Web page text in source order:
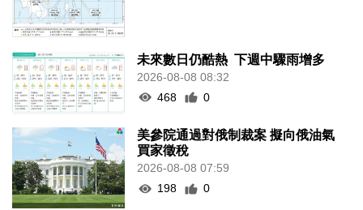
未來數日仍酷熱 下週中驟雨增多
2026-08-08 08:32
468
0
美參院通過對俄制裁案 擬向俄油氣
買家徵稅
2026-08-08 07:59
198
0